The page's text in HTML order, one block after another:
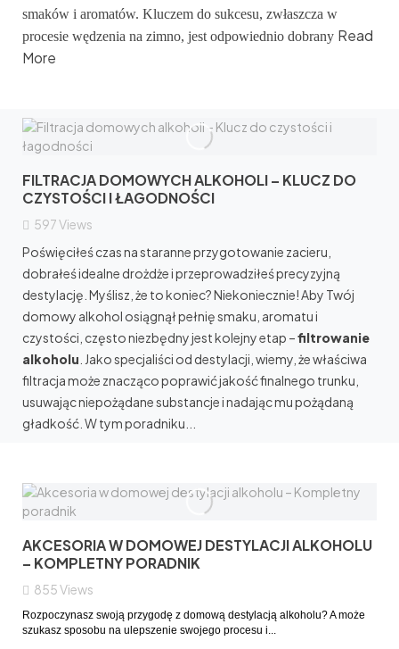
smaków i aromatów. Kluczem do sukcesu, zwłaszcza w
procesie wędzenia na zimno, jest odpowiednio dobrany Read
More
FILTRACJA DOMOWYCH ALKOHOLI – KLUCZ DO
CZYSTOŚCI I ŁAGODNOŚCI
597Views
Poświęciłeś czas na staranne przygotowanie zacieru,
dobrałeś idealne drożdże i przeprowadziłeś precyzyjną
destylację. Myślisz, że to koniec? Niekoniecznie! Aby Twój
domowy alkohol osiągnął pełnię smaku, aromatu i
czystości, często niezbędny jest kolejny etap –filtrowanie
alkoholu . Jako specjaliści od destylacji, wiemy, że właściwa
filtracja może znacząco poprawić jakość finalnego trunku,
usuwając niepożądane substancje i nadając mu pożądaną
gładkość. W tym poradniku...
AKCESORIA W DOMOWEJ DESTYLACJI ALKOHOLU
– KOMPLETNY PORADNIK
855Views
Rozpoczynasz swoją przygodę z domową destylacją alkoholu? A może
szukasz sposobu na ulepszenie swojego procesu i...